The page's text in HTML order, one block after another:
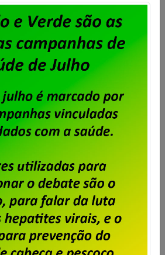
a cláusula “54ª –
Sindical” […]